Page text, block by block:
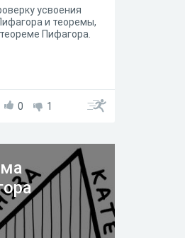
усвоения
и теоремы,
Пифагора.
0 1